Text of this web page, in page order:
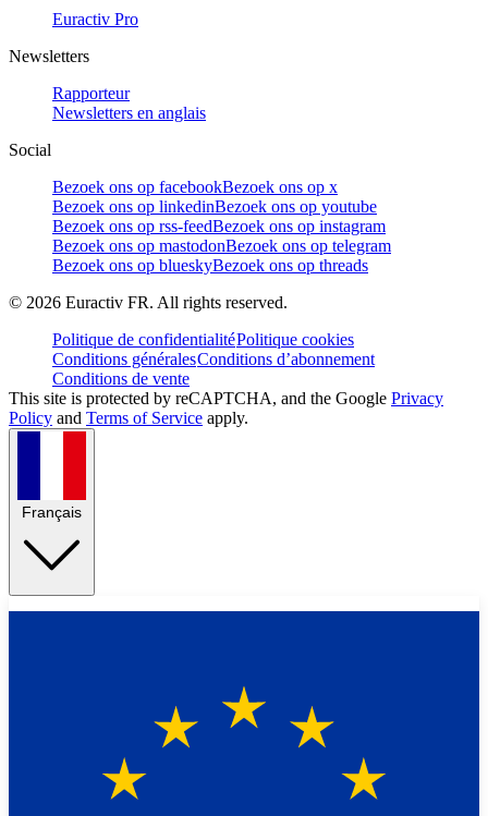
Euractiv Pro
Newsletters
Rapporteur
Newsletters en anglais
Social
Bezoek ons op facebookBezoek ons op x
Bezoek ons op linkedinBezoek ons op youtube
Bezoek ons op rss-feedBezoek ons op instagram
Bezoek ons op mastodonBezoek ons op telegram
Bezoek ons op blueskyBezoek ons op threads
© 2026 Euractiv FR. All rights reserved.
Politique de confidentialitéPolitique cookies
Conditions généralesConditions d’abonnement
Conditions de vente
This site is protected by reCAPTCHA, and the Google Privacy
Policy and Terms of Service apply.
Français